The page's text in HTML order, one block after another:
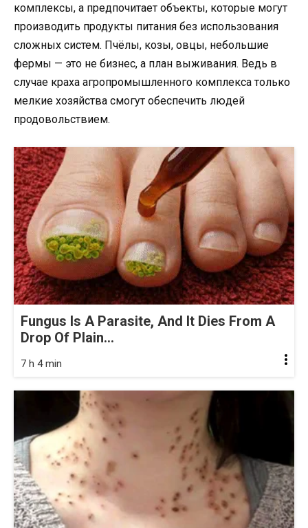
комплексы, а предпочитает объекты, которые могут
производить продукты питания без использования
сложных систем. Пчёлы, козы, овцы, небольшие
фермы — это не бизнес, а план выживания. Ведь в
случае краха агропромышленного комплекса только
мелкие хозяйства смогут обеспечить людей
продовольствием.
Fungus Is A Parasite, And It Dies From A
Drop Of Plain...
7 h 4 min